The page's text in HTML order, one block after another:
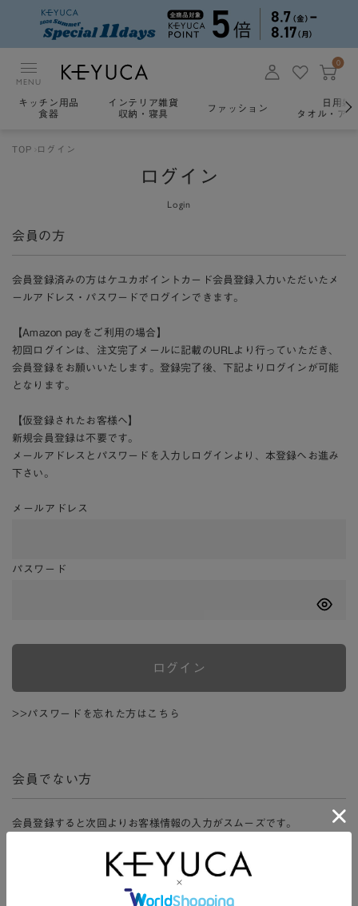
MENU
0
キッチン用品
食器
インテリア雑貨
収納・寝具
ファッション
日用雑
タオル・ア
TOP ログイン
ログイン
Login
会員の方
会員登録済みの方はケユカポイントカード会員登録入力いただいたメ
ールアドレス・パスワードでログインできます。
【Amazon payをご利用の場合】
初回ログインは、注文完了メールに記載のURLより行っていただき、
会員登録をお願いいたします。登録完了後、下記よりログインが可能
となります。
【仮登録されたお客様へ】
新規会員登録は不要です。
メールアドレスとパスワードを入力しログインより、本登録へお進み
下さい。
メールアドレス
パスワード
ログイン
>>パスワードを忘れた方はこちら
会員でない方
会員登録すると次回よりお客様情報の入力がスムーズです。
ージ、購入履歴をご利用いただけます。